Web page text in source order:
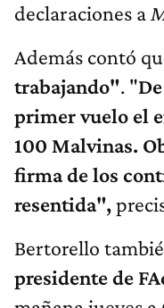
declaraciones a
Además contó
trabajando". "
primer vuelo el
100 Malvinas.
firma de los
resentida",
Bertorello
presidente de